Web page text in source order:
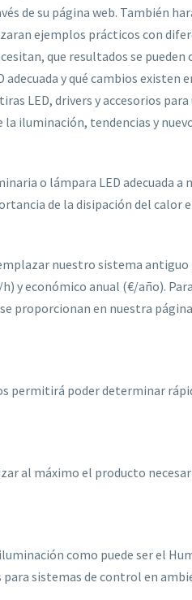
de su página web. También
ejemplos prácticos con
que resultados se
y qué cambios existen
LED, drivers y accesorios
la iluminación, tendencias y
o lámpara LED adecuada a
de la disipación del calor
nuestro sistema
y económico anual (€/año).
proporcionan en nuestra
permitirá poder determinar
al máximo el producto
como puede ser el
sistemas de control en